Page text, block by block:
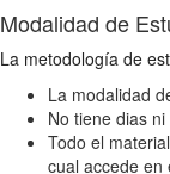
Modalidad de
La metodología de
La modalidad
No tiene dias
Todo el
cual accede en